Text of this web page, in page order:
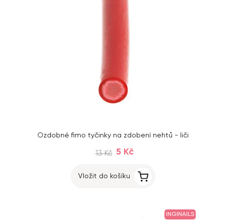
Ozdobné fimo tyčinky na zdobení nehtů - liči
13 Kč 5 Kč
Vložit do košíku
INGINAILS